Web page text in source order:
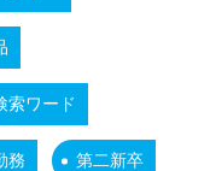
索ワード
務 第二新卒